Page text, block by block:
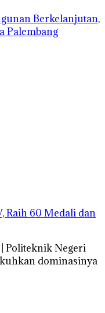
Berkelanjutan,
Palembang
Raih 60 Medali dan
Politeknik Negeri
dominasinya